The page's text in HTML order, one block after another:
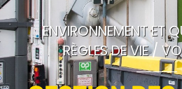
Votre Mairie
Vos services
Vie locale
ENVIRONNEMENT ET
RÈGLES DE VIE/